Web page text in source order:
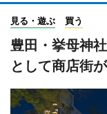
見る・遊ぶ 買う
豊田・挙母神
として商店街